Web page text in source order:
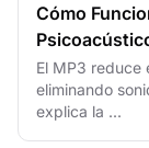
Cómo
El MP3 reduce
eliminando
explica la ...